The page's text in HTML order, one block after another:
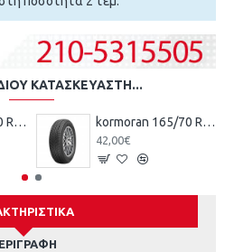
ΚΑΤΑΣΚΕΥΑΣΤΉ...
kormoran 155/70 R13 75T TL ROAD KO kormoran 165/70 R13 79T TL ROAD KO
42,00€